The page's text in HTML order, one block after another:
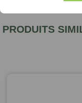
PRODUITS